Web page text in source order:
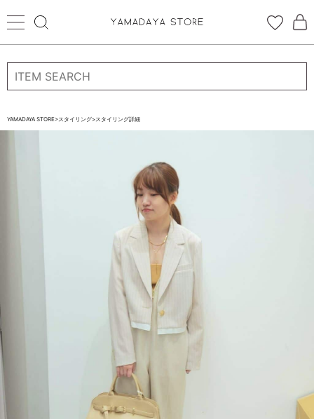
ログイン 新規会員登録
STORE BRAND・LABELから探す
YAMADAYA STORE>スタイリング>スタイリング詳細